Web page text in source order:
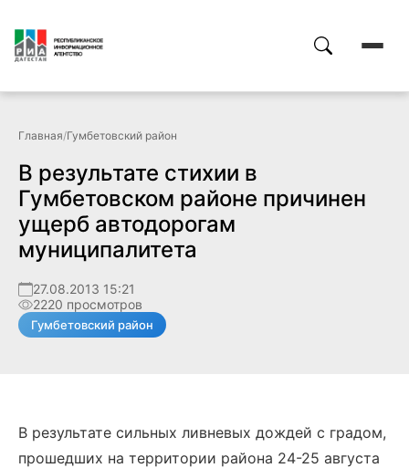
Главная/Гумбетовский район
В результате стихии в
Гумбетовском районе причинен
ущерб автодорогам
муниципалитета
27.08.2013 15:21
2220 просмотров
Гумбетовский район
В результате сильных ливневых дождей с градом,
прошедших на территории района 24-25 августа